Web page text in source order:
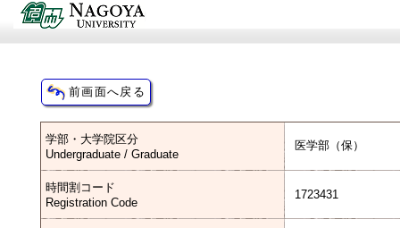
学部・大学院区分
Undergraduate / Graduate
医学部（保）
時間割コード
Registration Code
1723431